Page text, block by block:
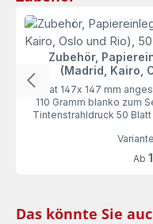
Zubehör,
(Madrid, Kairo,
Format 147x 147 mm
110 Gramm blanko zum
Tintenstrahldruck 50
lassen keine Wünsche
Einleger genau die
Ausdrucken und
Ab
Produktgalerie
Das könnte Sie